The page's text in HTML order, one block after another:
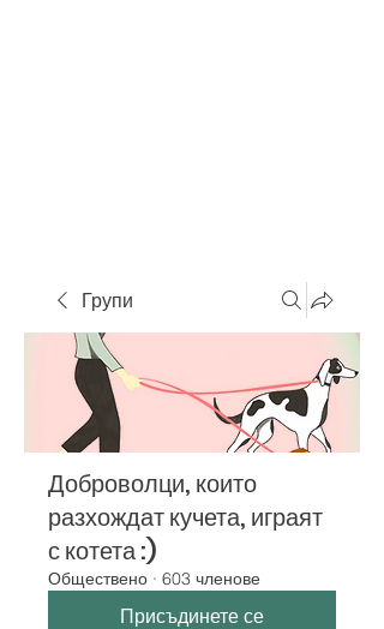
Групи
Доброволци, които
разхождат кучета, играят
с котета :)
Обществено · 603 членове
Присъдинете се